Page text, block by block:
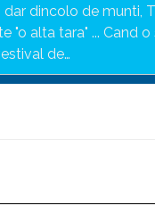
dincolo de munti,
"o alta tara" ... Cand
de…